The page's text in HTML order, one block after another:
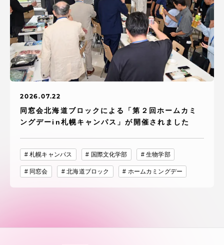
2026.07.22
同窓会北海道ブロックによる「第２回ホームカミ
ングデーin札幌キャンパス」が開催されました
札幌キャンパス 国際文化学部 生物学部
同窓会 北海道ブロック ホームカミングデー